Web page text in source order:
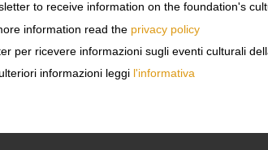
to 5 may 2019
DESIGNER
to receive information on the foundation's
information read the privacy policy
per ricevere informazioni sugli eventi culturali
informazioni leggi l'informativa